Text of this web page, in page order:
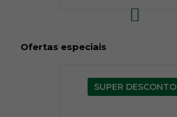
Ofertas especiais
SUPER DESCONTO